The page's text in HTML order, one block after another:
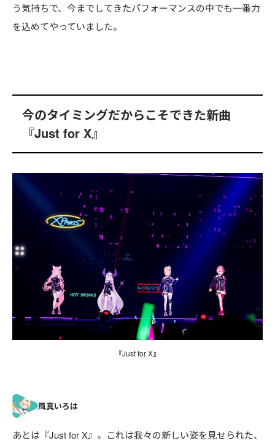
う気持ちで、今までしてきたパフォーマンスの中でも一番力
を込めてやっていました。
今のタイミングだからこそできた新曲
『Just for X』
『Just for X』
あとは『Just for X』。これは我々の新しい姿を見せられた、